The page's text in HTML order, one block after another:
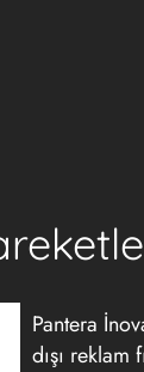
Pantera
dışı reklam